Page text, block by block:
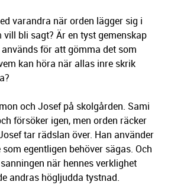
varandra när orden lägger sig i
bli sagt? Är en tyst gemenskap
för att gömma det som
kan höra när allas inre skrik
och Josef på skolgården. Sami
försöker igen, men orden räcker
tar rädslan över. Han använder
egentligen behöver sägas. Och
när hennes verklighet
andras högljudda tystnad.